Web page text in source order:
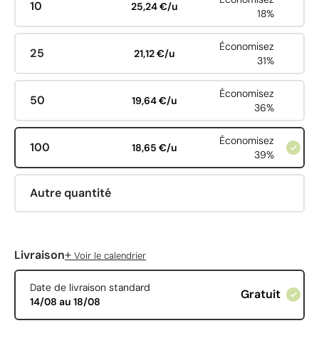
10 25,24 €/u
18%
25 21,12 €/u
Économisez
31%
50 19,64 €/u
Économisez
36%
100 18,65 €/u
Économisez
39%
Autre quantité
Livraison+ Voir le calendrier
Date de livraison standard
14/08 au 18/08
Gratuit